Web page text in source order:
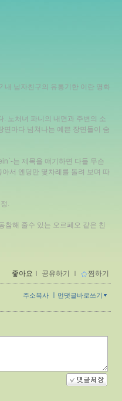
내 남자친구의 유통기한 이란 영화
노처녀 파니의 내면과 주변의 소
면마다 넘쳐나는 예쁜 장면들이 숨
는 제목을 얘기하면 다들 무슨
서 엔딩만 몇차례를 돌려 보며 따
.
참해 줄수 있는 오르페오 같은 친
좋아요 ｌ 공유하기 ｌ 찜하기
먼댓글바로쓰기
주소복사 ㅣ